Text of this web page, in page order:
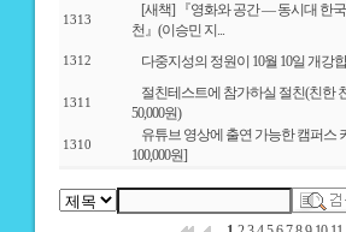
1313
[새책] 『영화와 공간 ― 동시대 한
천』(이승민 지...
1312 다중지성의 정원이 10월 10일 개강
1311
절친테스트에 참가하실 절친(친한
50,000원)
1310
유튜브 영상에 출연 가능한 캠퍼스
100,000원]